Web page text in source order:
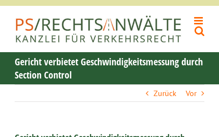
Inhalt
springen
Gericht verbietet Geschwindigkeitsmessung durch
Section Control
Zurück Vor